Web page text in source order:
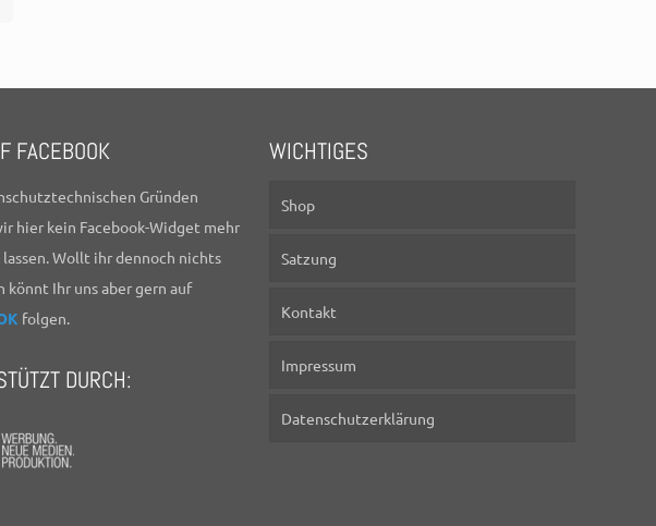
FACEBOOK
Gründen
hier kein Facebook-Widget mehr
Wollt ihr dennoch nichts
könnt Ihr uns aber gern auf
folgen.
DURCH:
WICHTIGES
Shop
Satzung
Kontakt
Impressum
Datenschutzerklärung